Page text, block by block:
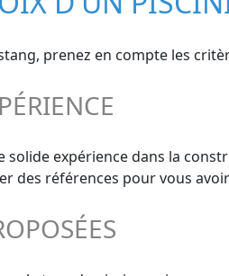
prenez en compte les
solide expérience dans la
des références pour vous